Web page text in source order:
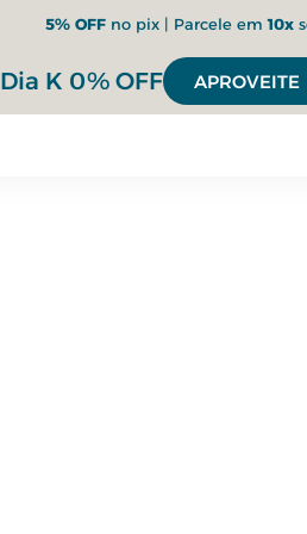
5% OFFno pix | Parcele em10x
Dia K 0% OFF APROVEITE